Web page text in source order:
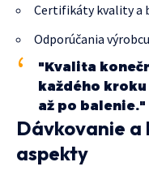
Certifikáty kvality a
Odporúčania
"Kvalita
každého kroku
až po balenie."
Dávkovanie a
aspekty